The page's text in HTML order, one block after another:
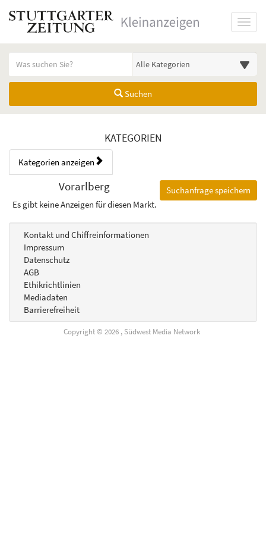
Suchen
Kategorien & Anzeigen
KATEGORIEN
Kategorien anzeigen
Bedienhinweis: Navigieren Sie mit Tab (Shift+Tab zurück). Drücken
Rubrik:
Vorarlberg
Suchanfrage speichern
Es gibt keine Anzeigen für diesen Markt.
Kontakt und Chiffreinformationen
Impressum
Datenschutz
AGB
Ethikrichtlinien
Mediadaten
Barrierefreiheit
Copyright © 2026 , Südwest Media Network